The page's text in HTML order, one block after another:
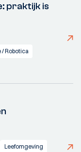
praktijk is
Robotica
Leefomgeving